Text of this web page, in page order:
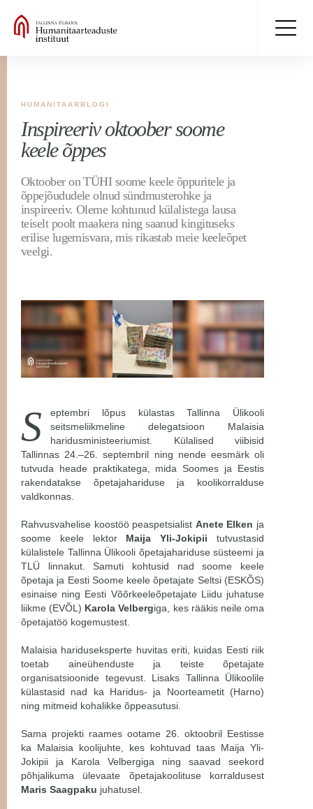
HUMANITAARBLOGI
Inspireeriv oktoober soome
keele õppes
Oktoober on TÜHI soome keele õppuritele ja
õppejõududele olnud sündmusterohke ja
inspireeriv. Oleme kohtunud külalistega lausa
teiselt poolt maakera ning saanud kingituseks
erilise lugemisvara, mis rikastab meie keeleõpet
veelgi.
S
eptembri lõpus külastas Tallinna Ülikooli
seitsmeliikmeline delegatsioon Malaisia
haridusministeeriumist. Külalised viibisid
Tallinnas 24.–26. septembril ning nende eesmärk oli
tutvuda heade praktikatega, mida Soomes ja Eestis
rakendatakse õpetajahariduse ja koolikorralduse
valdkonnas.
Rahvusvahelise koostöö peaspetsialist Anete Elken ja
soome keele lektorMaija Yli-Jokipii tutvustasid
külalistele Tallinna Ülikooli õpetajahariduse süsteemi ja
TLÜ linnakut. Samuti kohtusid nad soome keele
õpetaja ja Eesti Soome keele õpetajate Seltsi (ESKÕS)
esinaise ning Eesti Võõrkeeleõpetajate Liidu juhatuse
liikme (EVÕL) Karola Velbergiga, kes rääkis neile oma
õpetajatöö kogemustest.
Malaisia hariduseksperte huvitas eriti, kuidas Eesti riik
toetab aineühenduste ja teiste õpetajate
organisatsioonide tegevust. Lisaks Tallinna Ülikoolile
külastasid nad ka Haridus- ja Noorteametit (Harno)
ning mitmeid kohalikke õppeasutusi.
Sama projekti raames ootame 26. oktoobril Eestisse
ka Malaisia koolijuhte, kes kohtuvad taas Maija Yli-
Jokipii ja Karola Velbergiga ning saavad seekord
põhjalikuma ülevaate õpetajakoolituse korraldusest
Maris Saagpaku juhatusel.